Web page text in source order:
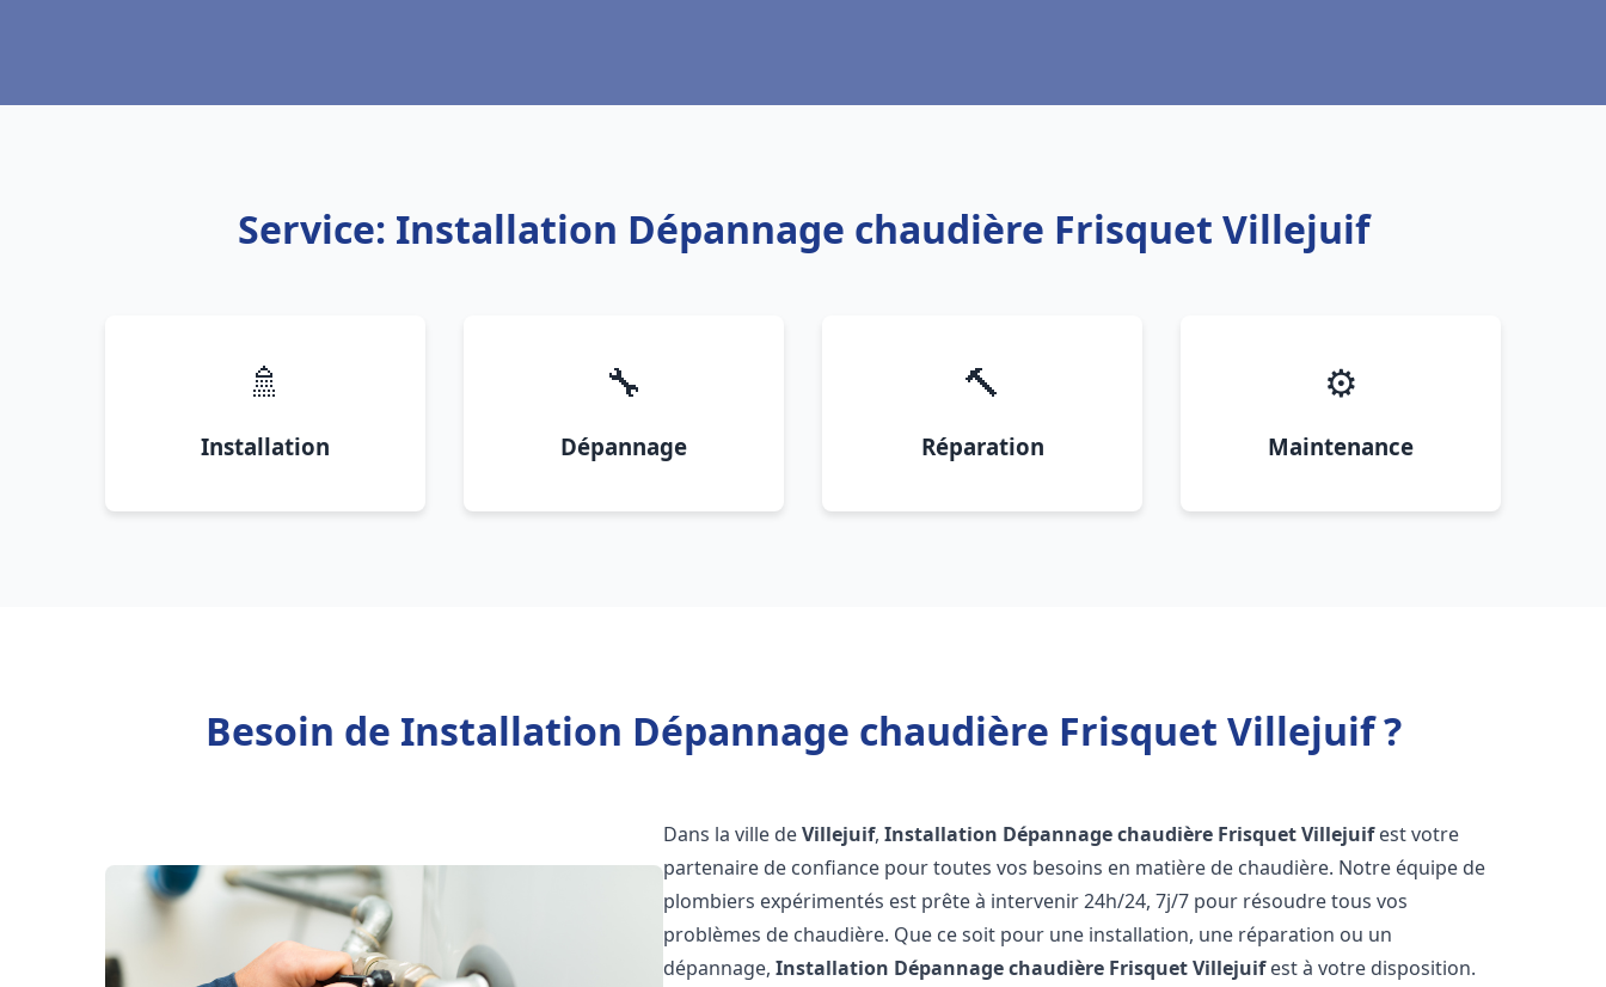
Service: Installation Dépannage chaudière Frisquet Villejuif
🚿
Installation
🔧
Dépannage
🔨
Réparation
⚙️
Maintenance
Besoin de Installation Dépannage chaudière Frisquet Villejuif ?
Dans la ville deVillejuif,Installation Dépannage chaudière FrisquetVillejuifest votre
partenaire de confiance pour toutes vos besoins en matière de chaudière. Notre équipe de
plombiers expérimentés est prête à intervenir 24h/24, 7j/7 pour résoudre tous vos
problèmes de chaudière. Que ce soit pour une installation, une réparation ou un
dépannage,Installation Dépannage chaudière FrisquetVillejuifest à votre disposition.